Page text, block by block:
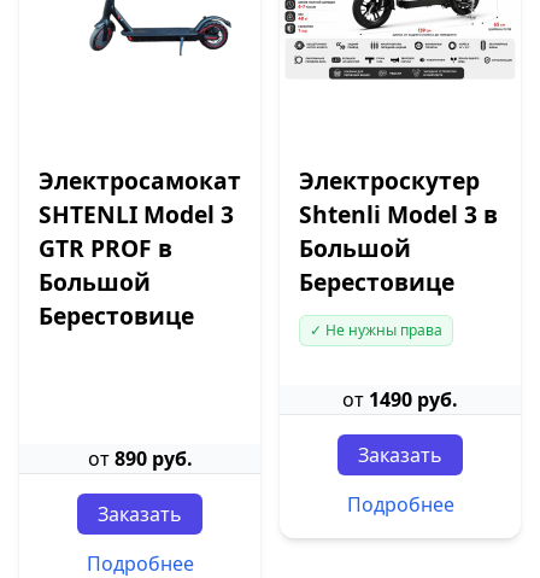
Электросамокат
SHTENLI Model 3
GTR PROF в
Большой
Берестовице
от890 руб.
Заказать
Подробнее
Электроскутер
Shtenli Model 3 в
Большой
Берестовице
✓ Не нужны права
от 1490 руб.
Заказать
Подробнее